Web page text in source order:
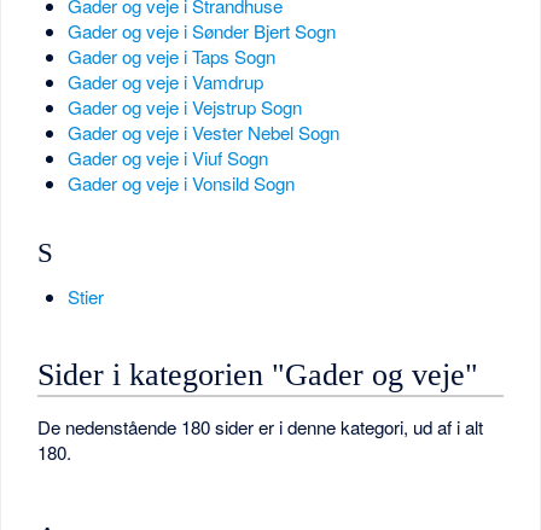
Gader og veje i Strandhuse
Gader og veje i Sønder Bjert Sogn
Gader og veje i Taps Sogn
Gader og veje i Vamdrup
Gader og veje i Vejstrup Sogn
Gader og veje i Vester Nebel Sogn
Gader og veje i Viuf Sogn
Gader og veje i Vonsild Sogn
S
Stier
Sider i kategorien "Gader og veje"
De nedenstående 180 sider er i denne kategori, ud af i alt
180.